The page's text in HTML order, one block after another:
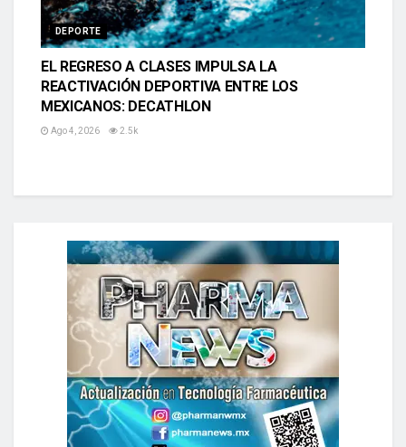
DEPORTE
EL REGRESO A CLASES IMPULSA LA
REACTIVACIÓN DEPORTIVA ENTRE LOS
MEXICANOS: DECATHLON
Ago 4, 2026 2.5k